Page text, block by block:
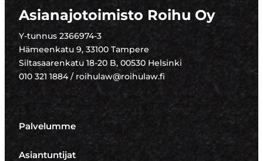
Asianajotoimisto Roihu Oy
Y-tunnus 2366974-3
Hämeenkatu 9, 33100 Tampere
Siltasaarenkatu 18-20 B, 00530 Helsinki
010 321 1884 / roihulaw@roihulaw.fi
Palvelumme
Asiantuntijat